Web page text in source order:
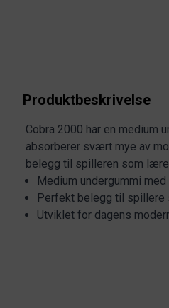
Produktbeskrivelse
Cobra 2000 har en medium
absorberer svært mye av
belegg til spilleren som
Medium undergummi
Perfekt belegg til
Utviklet for dagens